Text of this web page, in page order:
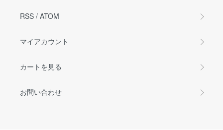
RSS / ATOM
マイアカウント
カートを見る
お問い合わせ